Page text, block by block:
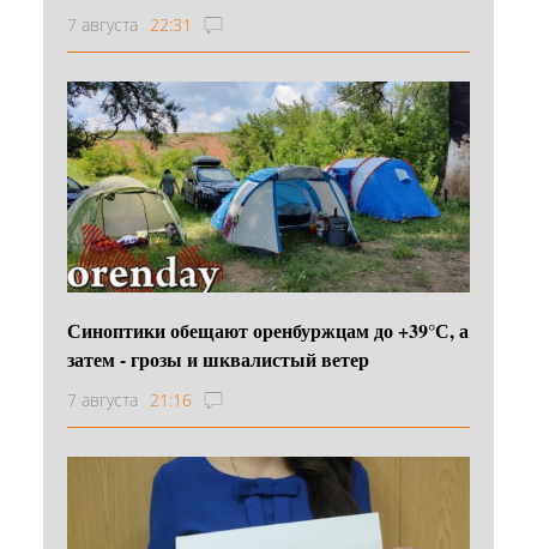
7 августа 22:31
Синоптики обещают оренбуржцам до +39°С, а
затем - грозы и шквалистый ветер
7 августа 21:16